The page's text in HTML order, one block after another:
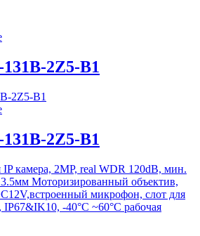
2Z5-B1
2Z5-B1
камера, 2MP, real WDR 120dB, мин.
Моторизированный объектив,
микрофон, слот для
IP67&IK10, -40°C ~60°C рабочая